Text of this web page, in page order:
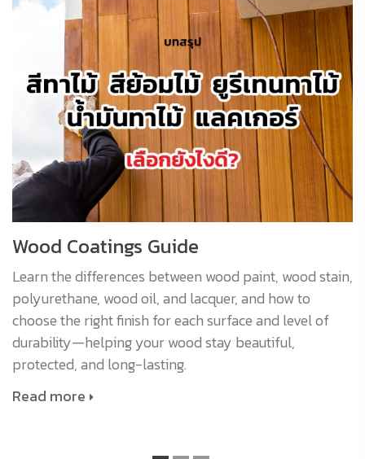
Wood Coatings Guide
Learn the differences between wood paint, wood stain,
polyurethane, wood oil, and lacquer, and how to
choose the right finish for each surface and level of
durability—helping your wood stay beautiful,
protected, and long-lasting.
Read more